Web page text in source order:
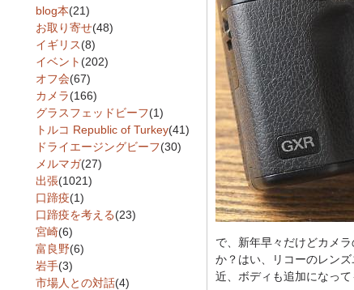
で、新年早々だけどカメ
か？はい、リコーのレン
近、ボディも追加になって
blog本(21)
お取り寄せ(48)
イギリス(8)
イベント (202)
オフ会(67)
カメラ(166)
グラスフェッドビーフ(1)
トルコ Republic of Turkey(41)
ドライエージングビーフ(30)
メルマガ(27)
出張(1021)
口蹄疫(1)
口蹄疫を考える(23)
宮崎(6)
富良野(6)
岩手(3)
市場人との対話(4)